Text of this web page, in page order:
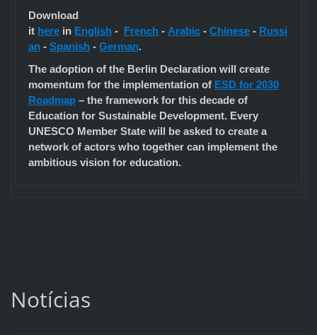
Download
it herein English- French- Arabic- Chinese- Russi
an- Spanish- German.
The adoption of the Berlin Declaration will create
momentum for the implementation of ESD for 2030
Roadmap– the framework for this decade of
Education for Sustainable Development. Every
UNESCO Member State will be asked to create a
network of actors who together can implement the
ambitious vision for education.
Notícias